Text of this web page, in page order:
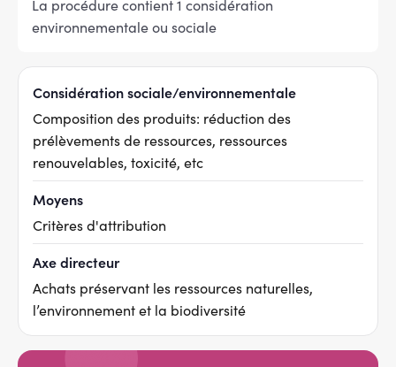
La procédure contient 1 considération
environnementale ou sociale
Considération sociale/environnementale
Composition des produits: réduction des
prélèvements de ressources, ressources
renouvelables, toxicité, etc
Moyens
Critères d'attribution
Axe directeur
Achats préservant les ressources naturelles,
l’environnement et la biodiversité